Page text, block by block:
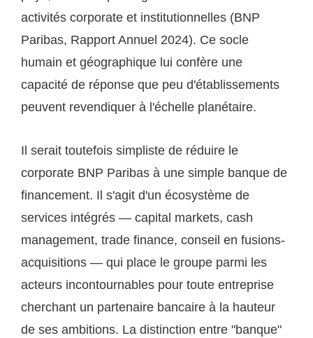
activités corporate et institutionnelles (BNP
Paribas, Rapport Annuel 2024). Ce socle
humain et géographique lui confère une
capacité de réponse que peu d'établissements
peuvent revendiquer à l'échelle planétaire.
Il serait toutefois simpliste de réduire le
corporate BNP Paribas à une simple banque de
financement. Il s'agit d'un écosystème de
services intégrés — capital markets, cash
management, trade finance, conseil en fusions-
acquisitions — qui place le groupe parmi les
acteurs incontournables pour toute entreprise
cherchant un partenaire bancaire à la hauteur
de ses ambitions. La distinction entre "banque"